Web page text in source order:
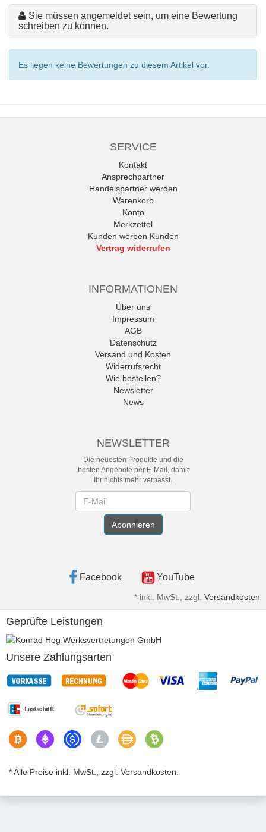
Sie müssen angemeldet sein, um eine Bewertung
schreiben zu können.
Es liegen keine Bewertungen zu diesem Artikel vor.
SERVICE
Kontakt
Ansprechpartner
Handelspartner werden
Warenkorb
Konto
Merkzettel
Kunden werben Kunden
Vertrag widerrufen
INFORMATIONEN
Über uns
Impressum
AGB
Datenschutz
Versand und Kosten
Widerrufsrecht
Wie bestellen?
Newsletter
News
NEWSLETTER
Die neuesten Produkte und die
besten Angebote per E-Mail, damit
Ihr nichts mehr verpasst.
Abonnieren
Facebook YouTube
* inkl. MwSt., zzgl. Versandkosten
Geprüfte Leistungen
Unsere Zahlungsarten
* Alle Preise inkl. MwSt., zzgl. Versandkosten.